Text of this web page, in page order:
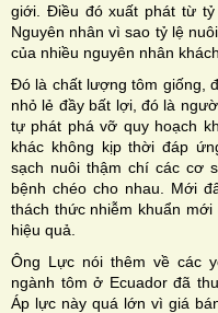
giới. Điều đó xuất phát từ tỷ
Nguyên nhân vì sao tỷ lệ
của nhiều nguyên nhân
Đó là chất lượng tôm giống,
nhỏ lẻ đầy bất lợi, đó là
tự phát phá vỡ quy hoạch
khác không kịp thời đáp
sạch nuôi thậm chí các cơ
bệnh chéo cho nhau. Mới
thách thức nhiễm khuẩn
hiệu quả.
Ông Lực nói thêm về các
ngành tôm ở Ecuador đã
Áp lực này quá lớn vì giá